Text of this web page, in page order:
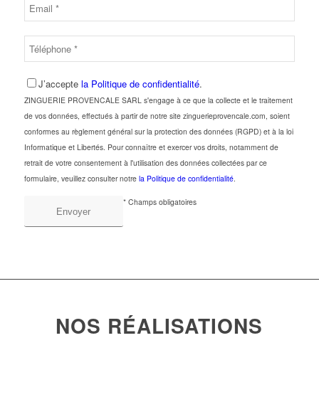
J’accepte la Politique de confidentialité.
ZINGUERIE PROVENCALE SARL s'engage à ce que la collecte et le traitement
de vos données, effectués à partir de notre site zinguerieprovencale.com, soient
conformes au règlement général sur la protection des données (RGPD) et à la loi
Informatique et Libertés. Pour connaître et exercer vos droits, notamment de
retrait de votre consentement à l'utilisation des données collectées par ce
formulaire, veuillez consulter notre la Politique de confidentialité.
* Champs obligatoires
NOS RÉALISATIONS